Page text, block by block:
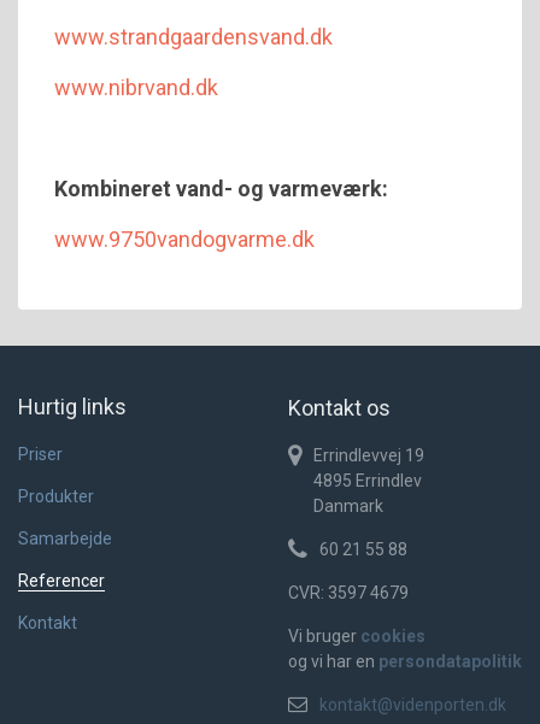
www.strandgaardensvand.dk
www.nibrvand.dk
Kombineret vand- og varmeværk:
www.9750vandogvarme.dk
Hurtig links
Priser
Produkter
Samarbejde
Referencer
Kontakt
Kontakt os
Errindlevvej 19
4895 Errindlev
Danmark
60 21 55 88
CVR: 3597 4679
Vi bruger cookies
og vi har en persondatapolitik
kontakt@videnporten.dk